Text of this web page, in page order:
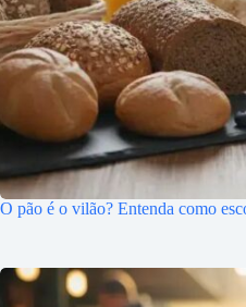
O pão é o vilão? Entenda como